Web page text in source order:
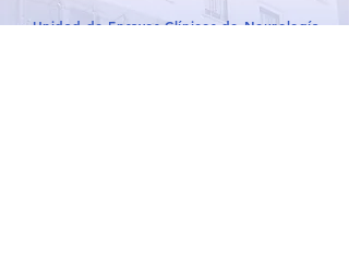
Unidad de Ensayos Clínicos de Neurología